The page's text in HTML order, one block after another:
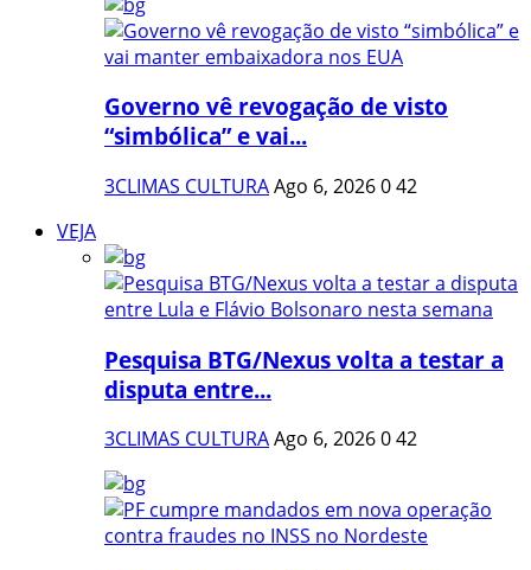
Governo vê revogação de visto
“simbólica” e vai...
3CLIMAS CULTURAAgo 6, 2026042
VEJA
Pesquisa BTG/Nexus volta a testar a
disputa entre...
3CLIMAS CULTURAAgo 6, 2026042